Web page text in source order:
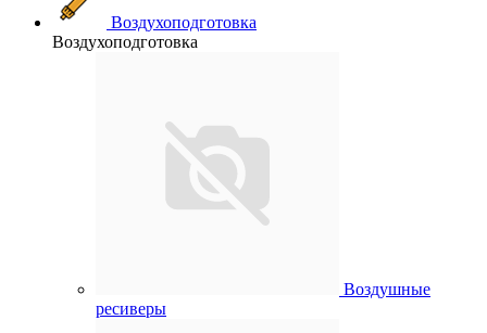
Воздухоподготовка
Воздухоподготовка
Воздушные
ресиверы